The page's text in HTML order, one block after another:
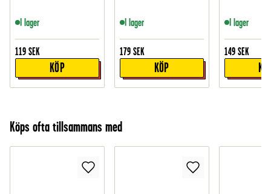
I lager
119 SEK
KÖP
I lager
179 SEK
KÖP
I lager
149 SEK
Köps ofta tillsammans med